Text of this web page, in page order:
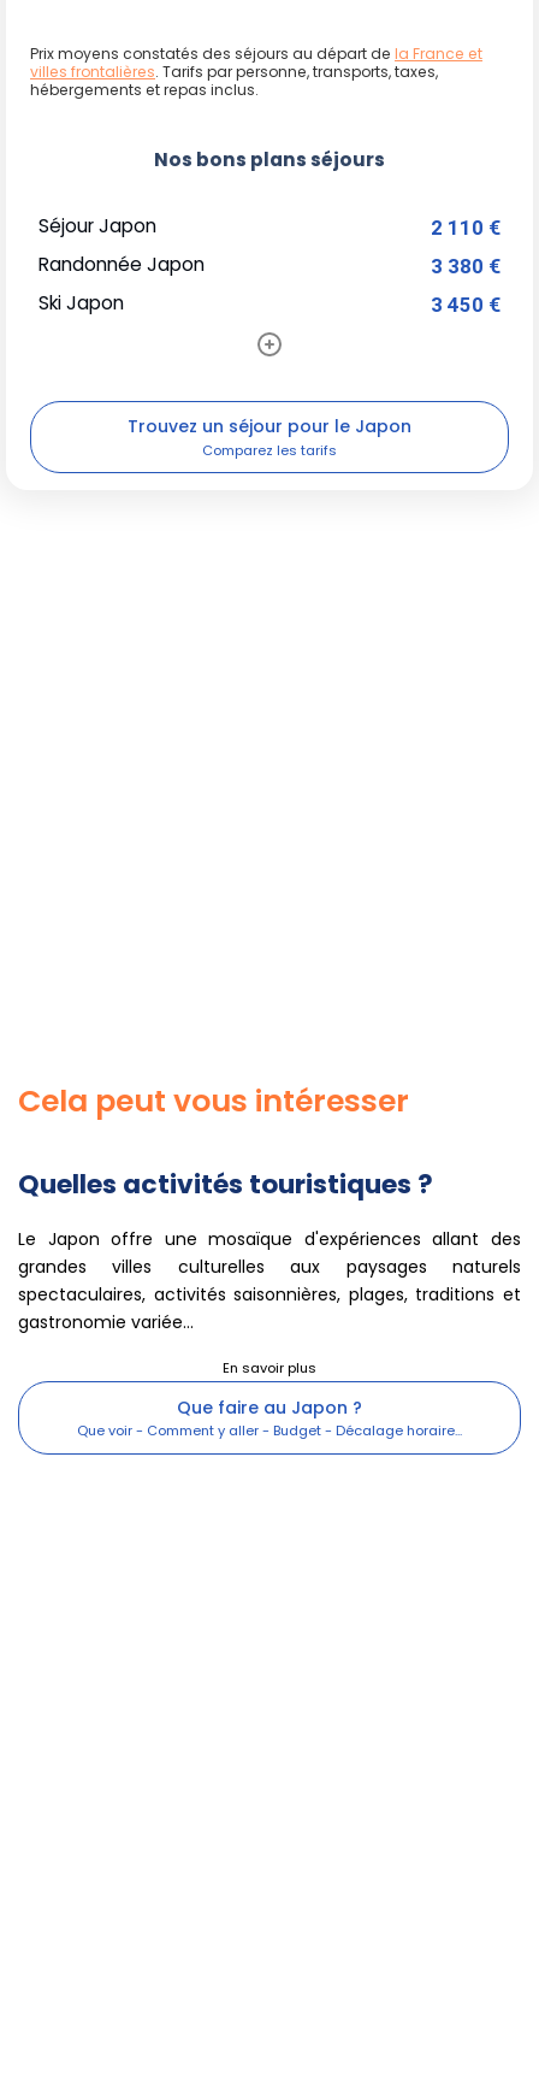
Prix moyens constatés des séjours au départ de la France et
villes frontalières. Tarifs par personne, transports, taxes,
hébergements et repas inclus.
Nos bons plans séjours
Séjour Japon 2 110 €
Randonnée Japon 3 380 €
Ski Japon 3 450 €
Trouvez un séjour pour le Japon
Cela peut vous intéresser
Quelles activités touristiques ?
Le Japon offre une mosaïque d'expériences allant des
grandes villes culturelles aux paysages naturels
spectaculaires, activités saisonnières, plages, traditions et
gastronomie variée...
Que faire au Japon ?